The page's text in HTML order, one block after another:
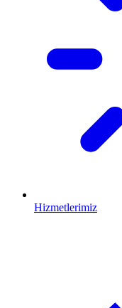
Hizmetlerimiz